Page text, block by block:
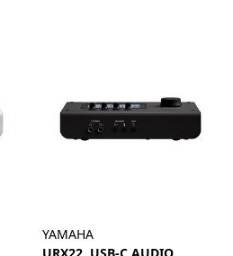
YAMAHA
URX22, USB-C AUDIO